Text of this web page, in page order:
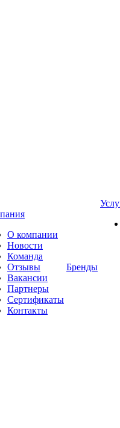
О компании
Новости
Команда
Отзывы
Вакансии
Партнеры
Сертификаты
Контакты
Бренды